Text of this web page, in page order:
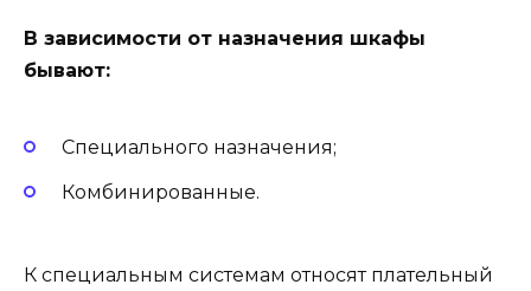
В зависимости от назначения шкафы
бывают:
Специального назначения;
Комбинированные.
К специальным системам относят плательный